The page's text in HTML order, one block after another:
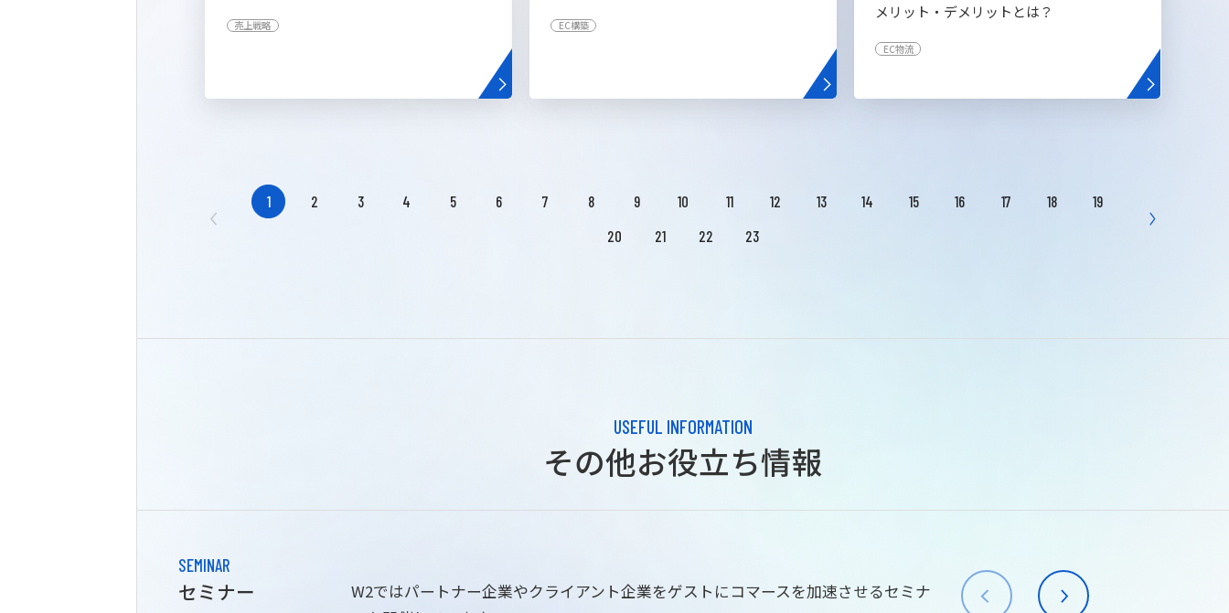
売上戦略 EC構築
メリット・デメリットとは？
EC物流
1 2 3 4 5 6 7 8 9 10 11 12 13 14 15 16 17 18
19
20
21 22 23
USEFUL INFORMATION
その他お役立ち情報
SEMINAR
セミナー
W2ではパートナー企業やクライアント企業をゲストにコマースを加速させるセミナ